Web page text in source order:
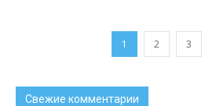
1 2 3
Свежие комментарии